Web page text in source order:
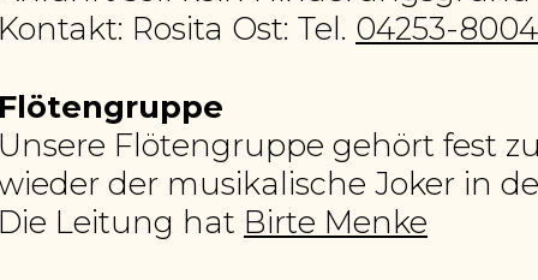
Rosita Ost: Tel. 04253-
Flötengruppe gehört fest
der musikalische Joker in
Leitung hat Birte Menke